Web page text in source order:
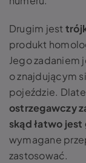
Drugim jest
produkt
Jego zadaniem
o znajdującym
pojeździe.
ostrzegawczy
skąd łatwo
wymagane
zastosować.